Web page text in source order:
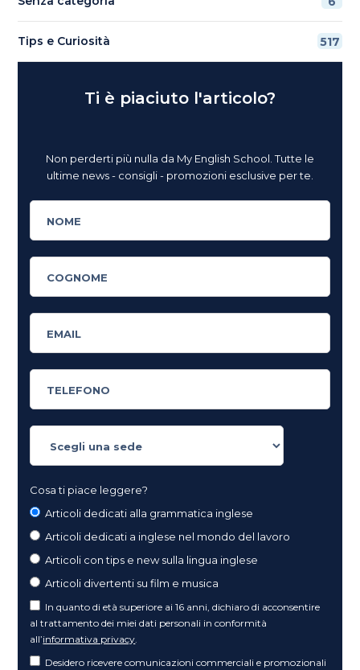
Tips e Curiosità 517
Ti è piaciuto l'articolo?
Non perderti più nulla da My English School. Tutte le
ultime news - consigli - promozioni esclusive per te.
Cosa ti piace leggere?
Articoli dedicati alla grammatica inglese
Articoli dedicati a inglese nel mondo del lavoro
Articoli con tips e new sulla lingua inglese
Articoli divertenti su film e musica
In quanto di età superiore ai 16 anni, dichiaro di acconsentire
al trattamento dei miei dati personali in conformità
all’informativa privacy
Desidero ricevere comunicazioni commerciali e promozionali